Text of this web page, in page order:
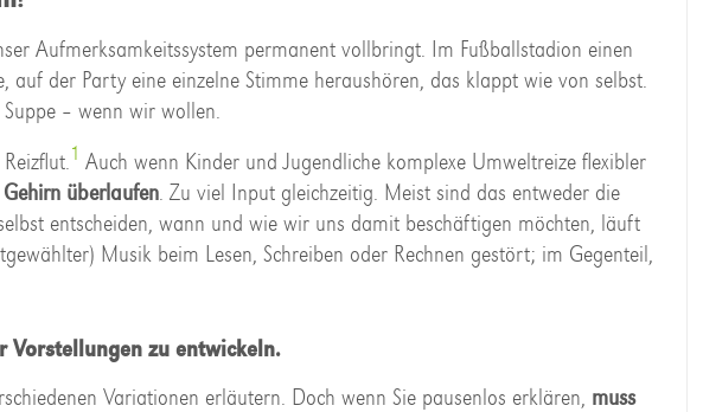
Aufmerksamkeitssystem permanent vollbringt. Im Fußballstadion einen
auf der Party eine einzelne Stimme heraushören, das klappt wie von selbst.
– wenn wir wollen.
1 Auch wenn Kinder und Jugendliche komplexe Umweltreize flexibler
Gehirn überlaufen. Zu viel Input gleichzeitig. Meist sind das entweder die
entscheiden, wann und wie wir uns damit beschäftigen möchten, läuft
Musik beim Lesen, Schreiben oder Rechnen gestört; im Gegenteil,
Vorstellungen zu entwickeln.
Variationen erläutern. Doch wenn Sie pausenlos erklären, muss